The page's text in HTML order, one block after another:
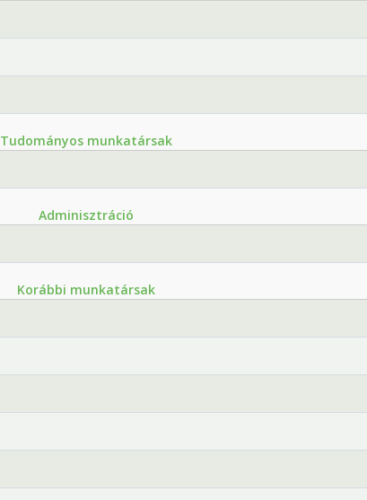
Tudományos munkatársak
Adminisztráció
Korábbi munkatársak